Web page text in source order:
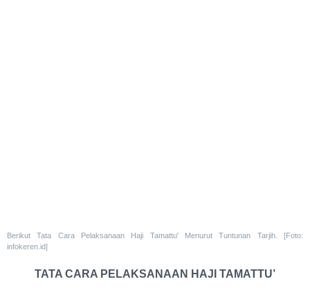
Berikut Tata Cara Pelaksanaan Haji Tamattu' Menurut Tuntunan Tarjih. [Foto:
infokeren.id]
TATA CARA PELAKSANAAN HAJI TAMATTU’